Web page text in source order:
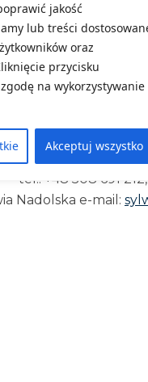
jakość
lub treści
oraz
przycisku
na wykorzystywanie
Akceptuj wszystko
w konferencji jest
w DODN we
i zdalnie w
https://
Szkoleń:
tel.: +48 508 691
Nadolska e-mail: